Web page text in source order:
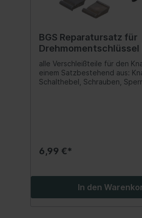
BGS Reparatursatz für
Drehmomentschlüssel
2826
alle Verschleißteile für den
einem Satzbestehend aus:
Schalthebel, Schrauben,
6,99 €*
In den